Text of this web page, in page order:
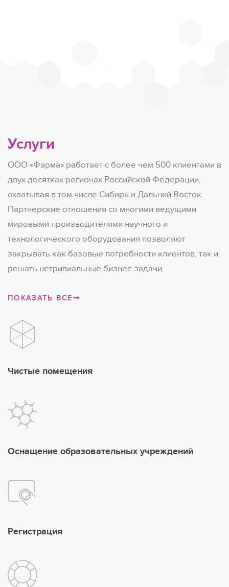
Чистые помещения
Оснащение образовательных учреждений
Услуги
ООО «Фарма» работает с более чем 500 клиентами в
двух десятках регионах Российской Федерации,
охватывая в том числе Сибирь и Дальний Восток.
Партнерские отношения со многими ведущими
мировыми производителями научного и
технологического оборудования позволяют
закрывать как базовые потребности клиентов, так и
решать нетривиальные бизнес-задачи
ПОКАЗАТЬ ВСЕ
Регистрация